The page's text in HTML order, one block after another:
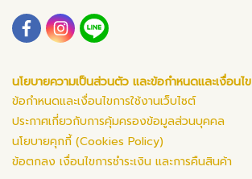
นโยบายความเป็นส่วนตัว และข้อกำหนดและเงื่อนไข
ข้อกำหนดและเงื่อนไขการใช้งานเว็บไซต์
ประกาศเกี่ยวกับการคุ้มครองข้อมูลส่วนบุคคล
นโยบายคุกกี้ (Cookies Policy)
ข้อตกลง เงื่อนไขการชำระเงิน และการคืนสินค้า